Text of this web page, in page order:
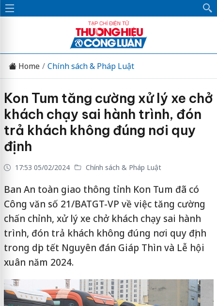
Home Chính sách & Pháp Luật
Kon Tum tăng cường xử lý xe chở
khách chạy sai hành trình, đón
trả khách không đúng nơi quy
định
17:53 05/02/2024 Chính sách & Pháp Luật
Ban An toàn giao thông tỉnh Kon Tum đã có
Công văn số 21/BATGT-VP về việc tăng cường
chấn chỉnh, xử lý xe chở khách chạy sai hành
trình, đón trả khách không đúng nơi quy định
trong dịp tết Nguyên đán Giáp Thìn và Lễ hội
xuân năm 2024.